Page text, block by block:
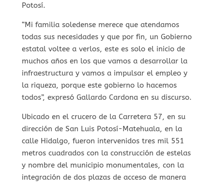
Potosí.
“Mi familia soledense merece que atendamos
todas sus necesidades y que por fin, un Gobierno
estatal voltee a verlos, este es solo el inicio de
muchos años en los que vamos a desarrollar la
infraestructura y vamos a impulsar el empleo y
la riqueza, porque este gobierno lo hacemos
todos”, expresó Gallardo Cardona en su discurso.
Ubicado en el crucero de la Carretera 57, en su
dirección de San Luis Potosí-Matehuala, en la
calle Hidalgo, fueron intervenidos tres mil 551
metros cuadrados con la construcción de estelas
y nombre del municipio monumentales, con la
integración de dos plazas de acceso de manera